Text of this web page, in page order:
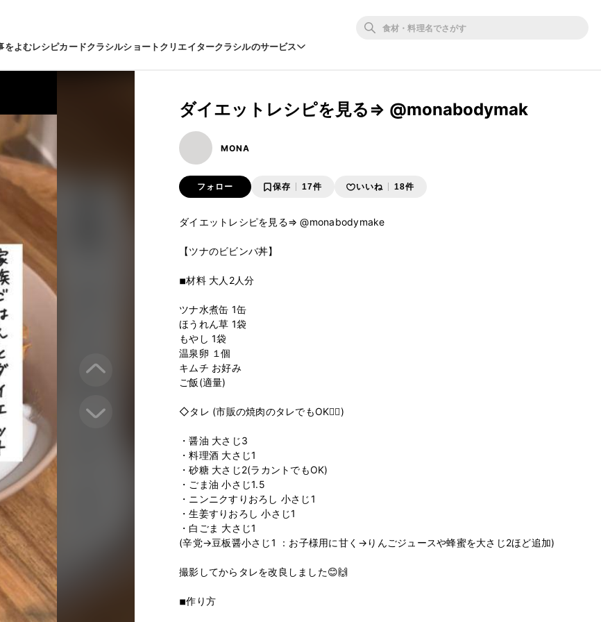
をよむレシピカードクラシルショートクリエイタークラシルのサービス
ダイエットレシピを見る⇒ @monabodymak
MONA
フォロー 保存 17件 いいね 18件
ダイエットレシピを見る⇒ @monabodymake
【ツナのビビンバ丼】
◾︎材料 大人2人分
ツナ水煮缶 1缶
ほうれん草 1袋
もやし 1袋
温泉卵 １個
キムチ お好み
ご飯(適量)
◇タレ (市販の焼肉のタレでもOK🙆‍♀️)
・醤油 大さじ3
・料理酒 大さじ1
・砂糖 大さじ2(ラカントでもOK)
・ごま油 小さじ1.5
・ニンニクすりおろし 小さじ1
・生姜すりおろし 小さじ1
・白ごま 大さじ1
(辛党→豆板醤小さじ1 ：お子様用に甘く→りんごジュースや蜂蜜を大さじ2ほど追加)
撮影してからタレを改良しました😊🙌
◾︎作り方